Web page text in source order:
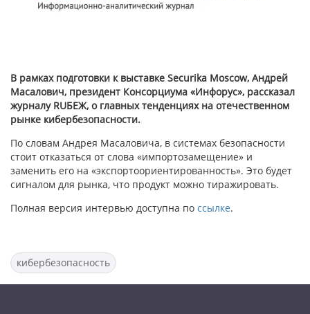
В рамках подготовки к выставке Securika Moscow, Андрей
Масалович, президент Консорциума «Инфорус», рассказал
журналу RUБЕЖ, о главных тенденциях на отечественном
рынке кибербезопасности.
По словам Андрея Масаловича, в системах безопасности
стоит отказаться от слова «импортозамещение» и
заменить его на «экспортоориентированность». Это будет
сигналом для рынка, что продукт можно тиражировать.
Полная версия интервью доступна по ссылке.
кибербезопасность